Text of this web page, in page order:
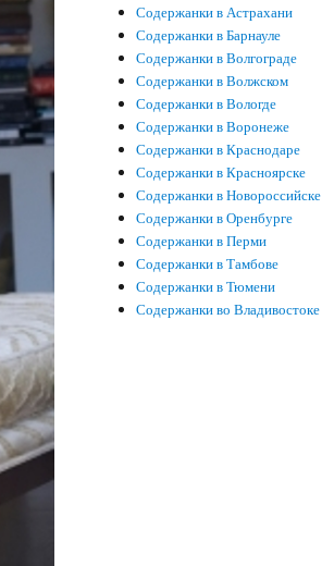
Содержанки в Астрахани
Содержанки в Барнауле
Содержанки в Волгограде
Содержанки в Волжском
Содержанки в Вологде
Содержанки в Воронеже
Содержанки в Краснодаре
Содержанки в Красноярске
Содержанки в Новороссийске
Содержанки в Оренбурге
Содержанки в Перми
Содержанки в Тамбове
Содержанки в Тюмени
Содержанки во Владивостоке